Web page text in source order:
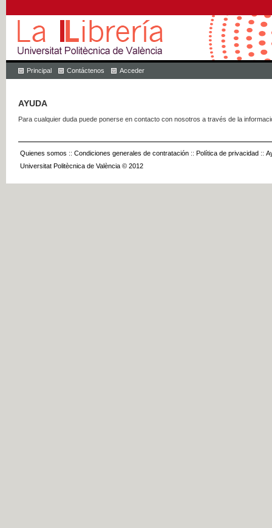
Principal Contáctenos Acceder
AYUDA
Para cualquier duda puede ponerse en contacto con nosotros a través de la
Quienes somos :: Condiciones generales de contratación :: Política de privacidad ::
Universitat Politècnica de València © 2012